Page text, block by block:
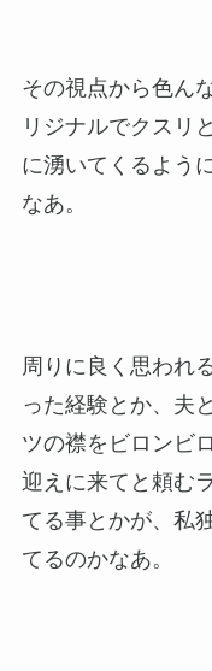
その視点から色ん
リジナルでクスリ
に湧いてくるよう
なあ。
周りに良く思われ
った経験とか、夫
ツの襟をビロンビ
迎えに来てと頼む
てる事とかが、私
てるのかなあ。